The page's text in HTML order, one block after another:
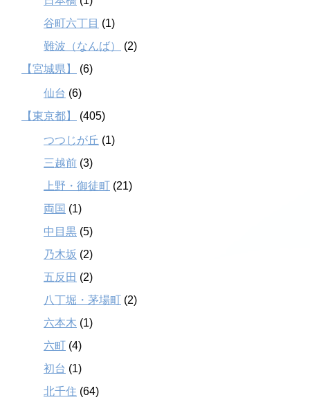
谷町六丁目 (1)
難波（なんば）
(2)
【宮城県】
(6)
仙台 (6)
【東京都】
(405)
つつじが丘 (1)
三越前 (3)
上野・御徒町 (21)
両国 (1)
中目黒 (5)
乃木坂 (2)
五反田 (2)
八丁堀・茅場町 (2)
六本木 (1)
六町 (4)
初台 (1)
北千住 (64)